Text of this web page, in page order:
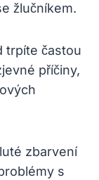
žlučníkem.
trpíte častou
příčiny,
zbarvení
s